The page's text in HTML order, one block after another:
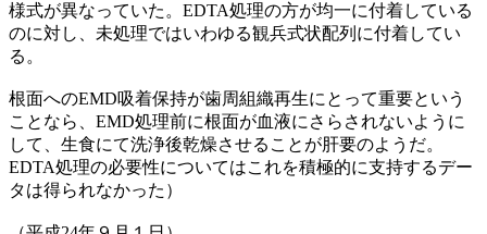
様式が異なっていた。EDTA処理の方が均一に付着している
のに対し、未処理ではいわゆる観兵式状配列に付着してい
る。
根面へのEMD吸着保持が歯周組織再生にとって重要という
ことなら、EMD処理前に根面が血液にさらされないように
して、生食にて洗浄後乾燥させることが肝要のようだ。
EDTA処理の必要性についてはこれを積極的に支持するデー
タは得られなかった）